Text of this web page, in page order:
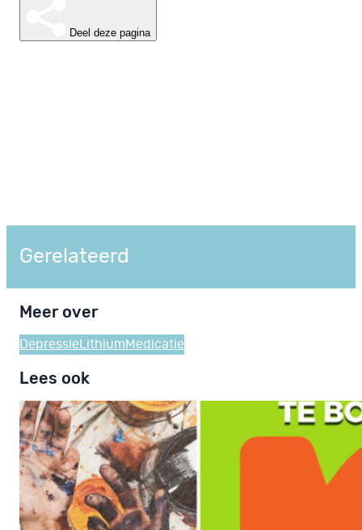
Deel deze pagina
Gerelateerd
Meer over
Depressie Lithium Medicatie
Lees ook